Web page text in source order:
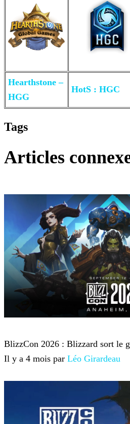
Hearthstone –
HGG
HotS : HGC
Tags
Articles
BlizzCon 2026 : Blizzard sort le
Il y a 4 mois par Léo Girardeau